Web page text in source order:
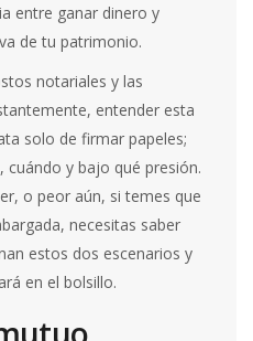
entre ganar dinero y
de tu patrimonio.
notariales y las
entender esta
solo de firmar papeles;
cuándo y bajo qué presión.
o peor aún, si temes que
necesitas saber
estos dos escenarios y
en el bolsillo.